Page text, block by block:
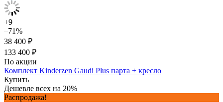
+9
–71%
38 400 ₽
133 400 ₽
По акции
Комплект Kinderzen Gaudi Plus парта + кресло
Купить
Дешевле всех на 20%
Распродажа!